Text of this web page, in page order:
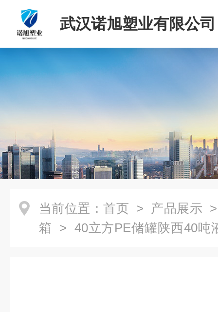
武汉诺旭塑业有限公司
当前位置： 首页 > 产品展示
箱 > 40立方PE储罐陕西40吨